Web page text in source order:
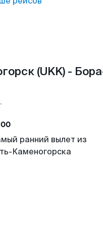
(UKK) -
ранний вылет из
Каменогорска